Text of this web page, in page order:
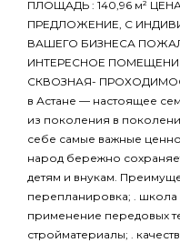
ПЛОЩАДЬ : 140,96 м²
ПРЕДЛОЖЕНИЕ, С
ВАШЕГО БИЗНЕСА
ИНТЕРЕСНОЕ
СКВОЗНАЯ-
в Астане — настоящее
из поколения в
себе самые важные
народ бережно
детям и внукам.
перепланировка; . школа
применение передовых
стройматериалы; .